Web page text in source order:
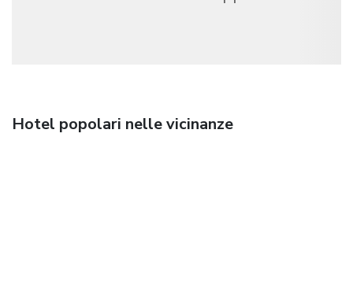
Hotel popolari nelle vicinanze